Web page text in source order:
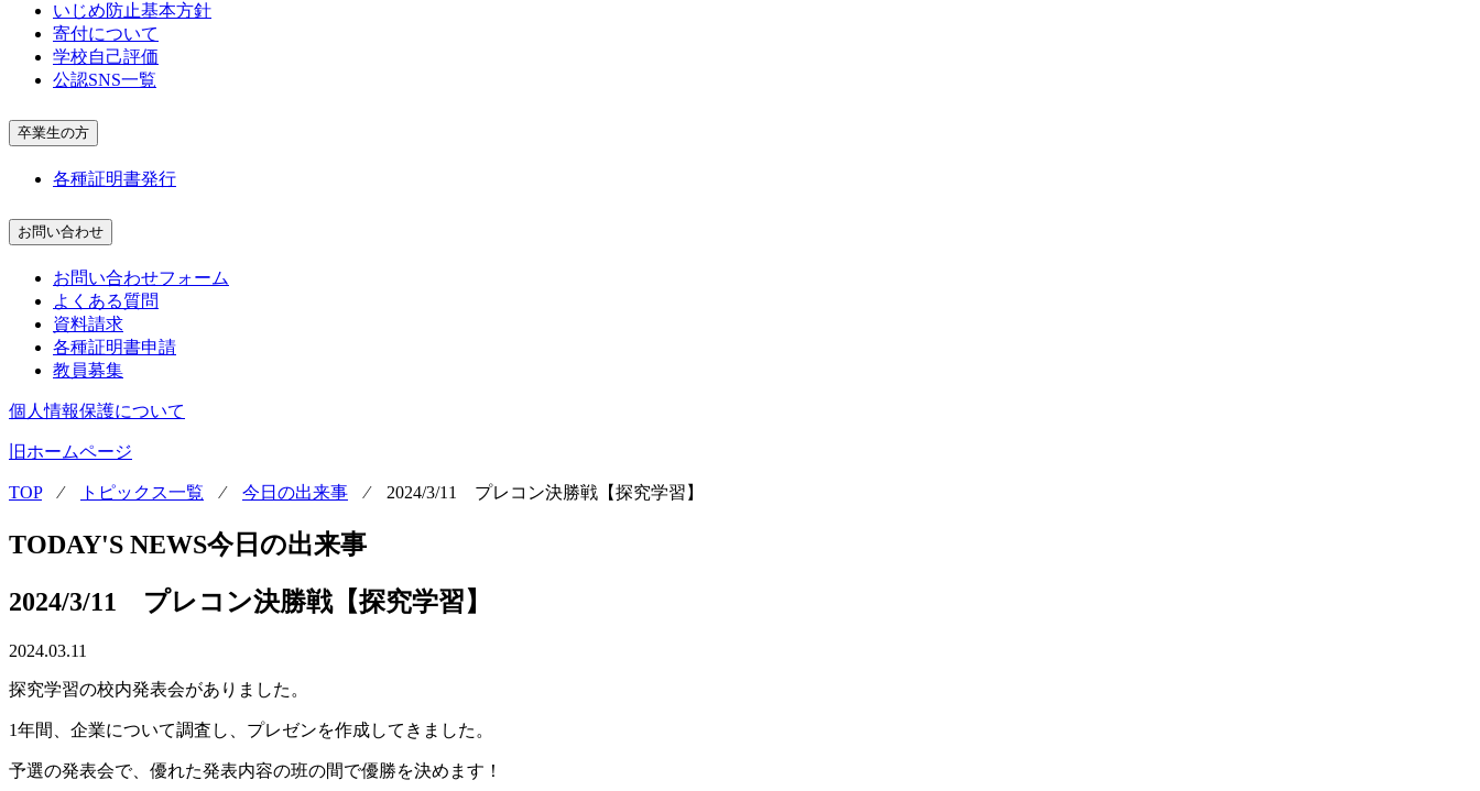
いじめ防止基本方針
寄付について
学校自己評価
公認SNS一覧
卒業生の方
各種証明書発行
お問い合わせ
お問い合わせフォーム
よくある質問
資料請求
各種証明書申請
教員募集
個人情報保護について
旧ホームページ
TOP⁄ トピックス一覧 ⁄ 今日の出来事 ⁄ 2024/3/11 プレコン決勝戦【探究学習】
TODAY'S NEWS今日の出来事
2024/3/11 プレコン決勝戦【探究学習】
2024.03.11
探究学習の校内発表会がありました。
1年間、企業について調査し、プレゼンを作成してきました。
予選の発表会で、優れた発表内容の班の間で優勝を決めます！